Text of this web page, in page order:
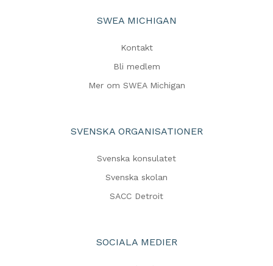
SWEA MICHIGAN
Kontakt
Bli medlem
Mer om SWEA Michigan
SVENSKA ORGANISATIONER
Svenska konsulatet
Svenska skolan
SACC Detroit
SOCIALA MEDIER